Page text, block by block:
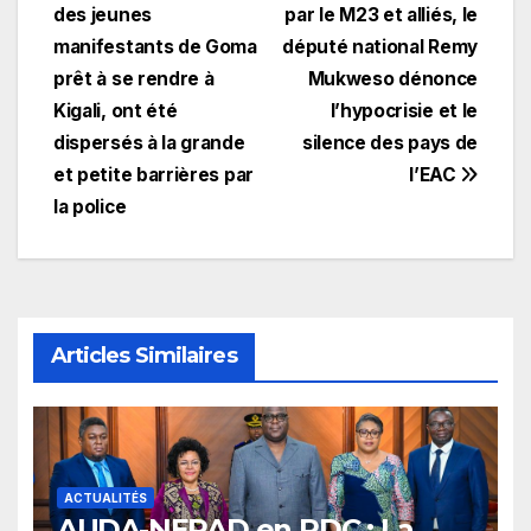
l’article
par le M23 et alliés, le
député national Remy
Mukweso dénonce
l’hypocrisie et le
silence des pays de
l’EAC
des jeunes
manifestants de Goma
prêt à se rendre à
Kigali, ont été
dispersés à la grande
et petite barrières par
la police
Articles Similaires
ACTUALITÉS